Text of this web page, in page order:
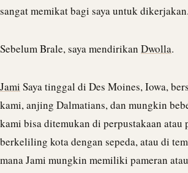
sangat memikat bagi saya untuk dikerjakan.
Sebelum Brale, saya mendirikan Dwolla.
Jami Saya tinggal di Des Moines, Iowa,
kami, anjing Dalmatians, dan mungkin
kami bisa ditemukan di perpustakaan atau
berkeliling kota dengan sepeda, atau di
mana Jami mungkin memiliki pameran